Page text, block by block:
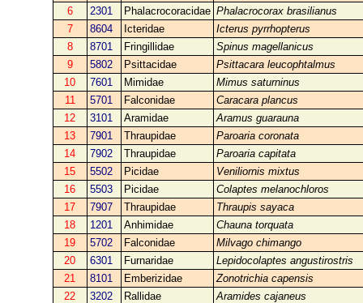
6
2301 Phalacrocoracidae Phalacrocorax brasilianus
7
8604 Icteridae
Icterus pyrrhopterus
8
8701 Fringillidae
Spinus magellanicus
9
5802 Psittacidae
Psittacara leucophtalmus
10
7601 Mimidae
Mimus saturninus
11
5701 Falconidae
Caracara plancus
12
3101 Aramidae
Aramus guarauna
13
7901 Thraupidae
Paroaria coronata
14
7902 Thraupidae
Paroaria capitata
15
5502 Picidae
Veniliornis mixtus
16
5503 Picidae
Colaptes melanochloros
17
7907 Thraupidae
Thraupis sayaca
18
1201 Anhimidae
Chauna torquata
19
5702 Falconidae
Milvago chimango
20
6301 Furnaridae
Lepidocolaptes angustirostris
21
8101 Emberizidae
Zonotrichia capensis
22
3202 Rallidae
Aramides cajaneus